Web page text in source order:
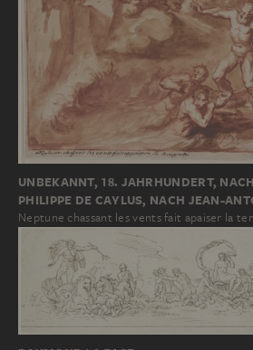
UNBEKANNT, 18. JAHRHUNDERT,
PHILIPPE DE CAYLUS, NACH JEAN-
Neptune chassant les vents fait apaiser la